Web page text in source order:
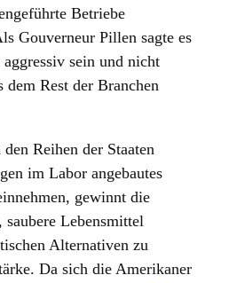
Betriebe
Gouverneur Pillen sagte es
sein und nicht
dem Rest der Branchen
Reihen der Staaten
im Labor angebautes
gewinnt die
saubere Lebensmittel
Alternativen zu
Da sich die Amerikaner